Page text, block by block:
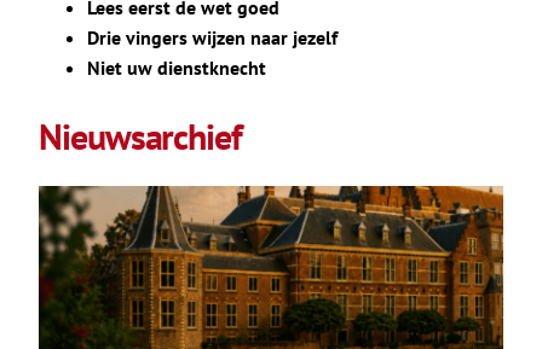
Lees eerst de wet goed
Drie vingers wijzen naar jezelf
Niet uw dienstknecht
Nieuwsarchief